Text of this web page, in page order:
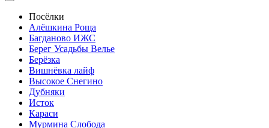
Посёлки
Алёшкина Роща
Багданово ИЖС
Берег Усадьбы Велье
Берёзка
Вишнёвка лайф
Высокое Снегино
Дубняки
Исток
Караси
Мурмина Слобода